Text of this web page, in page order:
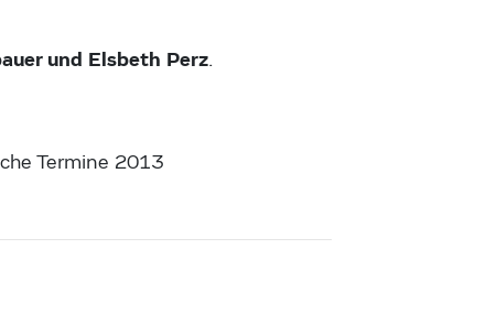
und Elsbeth Perz.
Termine 2013